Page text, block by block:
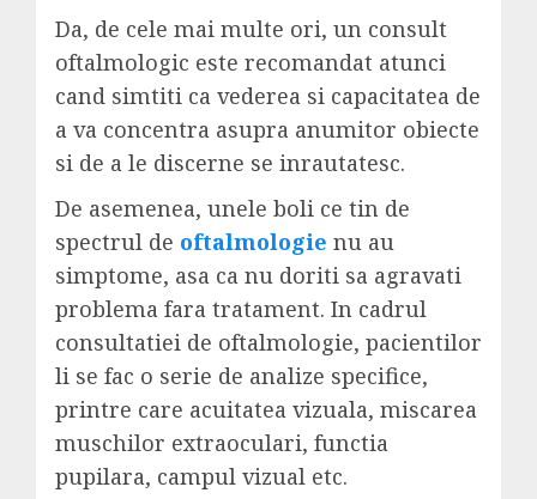
Da, de cele mai multe ori, un consult
oftalmologic este recomandat atunci
cand simtiti ca vederea si capacitatea de
a va concentra asupra anumitor obiecte
si de a le discerne se inrautatesc.
De asemenea, unele boli ce tin de
spectrul de oftalmologie nu au
simptome, asa ca nu doriti sa agravati
problema fara tratament. In cadrul
consultatiei de oftalmologie, pacientilor
li se fac o serie de analize specifice,
printre care acuitatea vizuala, miscarea
muschilor extraoculari, functia
pupilara, campul vizual etc.